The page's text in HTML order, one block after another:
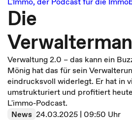
Die
Verwaltung 2.0 – das kann ein
Mönig hat das für sein
eindrucksvoll widerlegt. Er hat in
umstrukturiert und profitiert
L'immo-Podcast.
News 24.03.2025 | 09:50 Uhr